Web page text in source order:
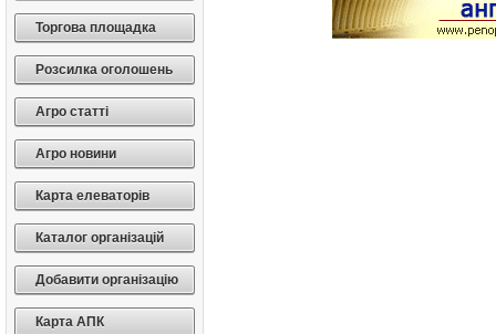
Торгова площадка
Розсилка оголошень
Агро статті
Агро новини
Карта елеваторів
Каталог організацій
Добавити організацію
Карта АПК